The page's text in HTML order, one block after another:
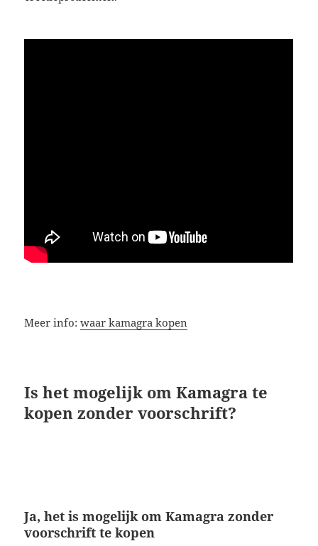
Meer info:waar kamagra kopen
Is het mogelijk om Kamagra te
kopen zonder voorschrift?
Ja, het is mogelijk om Kamagra zonder
voorschrift te kopen